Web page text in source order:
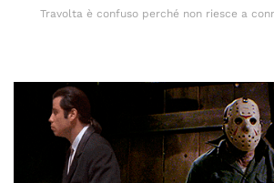
Travolta è confuso perché non riesce a